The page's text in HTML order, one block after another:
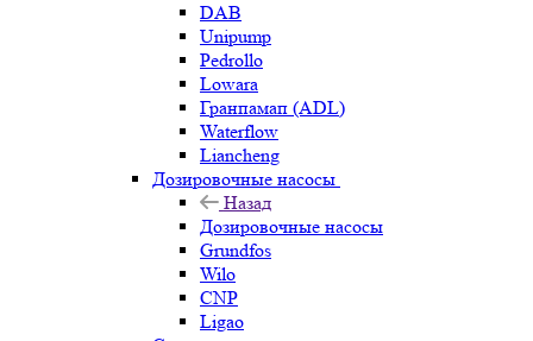
DAB
Unipump
Pedrollo
Lowara
Гранпамап (ADL)
Waterflow
Liancheng
Дозировочные насосы
Назад
Дозировочные насосы
Grundfos
Wilo
CNP
Ligao